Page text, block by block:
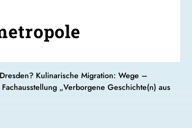
Kulinarische Migration: Wege –
„Verborgene Geschichte(n) aus